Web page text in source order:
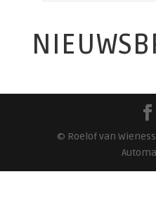
© Roelof van